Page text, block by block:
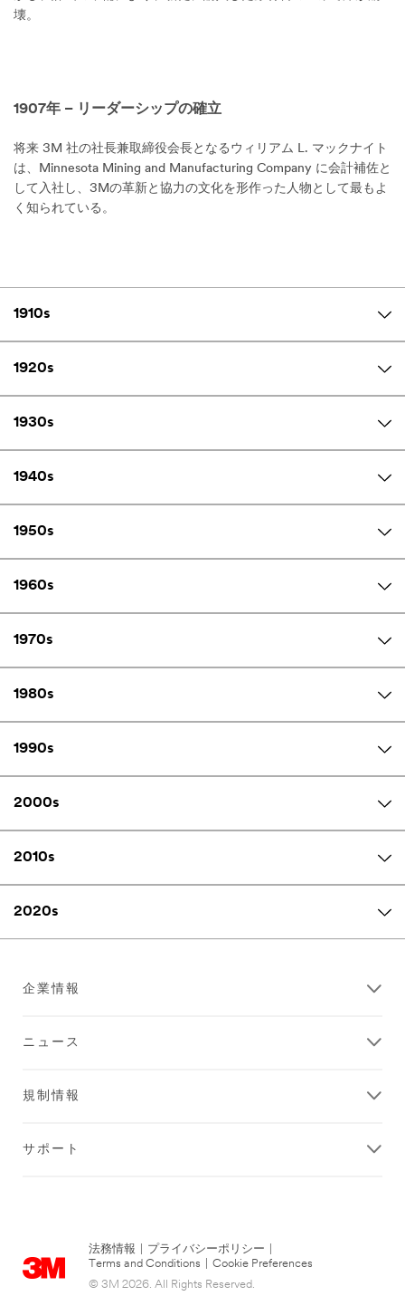
壊。
1907年 – リーダーシップの確立
将来 3M 社の社長兼取締役会長となるウィリアム L. マックナイト
は、Minnesota Mining and Manufacturing Company に会計補佐と
して入社し、3Mの革新と協力の文化を形作った人物として最もよ
く知られている。
1910s
1920s
1930s
1940s
1950s
1960s
1970s
1980s
1990s
2000s
2010s
2020s
企業情報
ニュース
規制情報
サポート
法務情報 プライバシーポリシー
Terms and Conditions
Cookie Preferences
© 3M 2026. All Rights Reserved.